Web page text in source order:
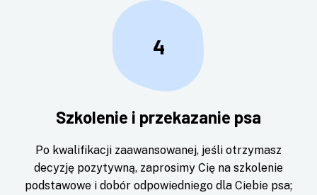
4
Szkolenie i przekazanie psa
Po kwalifikacji zaawansowanej, jeśli otrzymasz
decyzję pozytywną, zaprosimy Cię na szkolenie
podstawowe i dobór odpowiedniego dla Ciebie psa;